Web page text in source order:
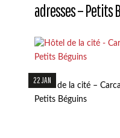
adresses – Petits
22 JAN
Hôtel de la cité –
Petits Béguins